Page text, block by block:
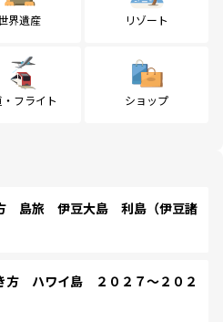
界遺産 リゾート
フライト ショップ
島旅 伊豆大島 利島（伊豆諸
方 ハワイ島 ２０２７～２０２